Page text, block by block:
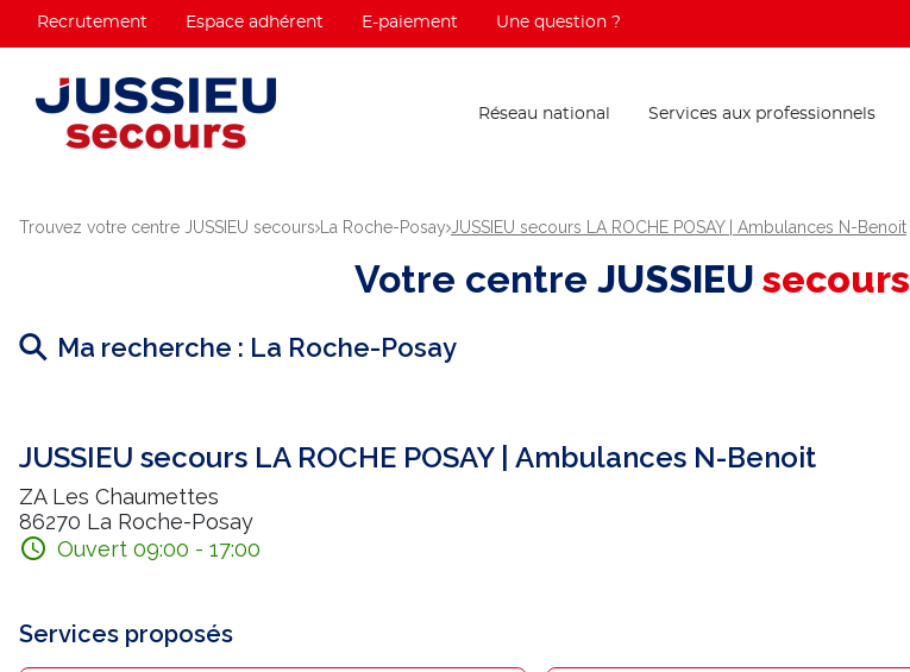
Recrutement Espace adhérent E-paiement Une question ?
Réseau national Services aux professionnels
Trouvez votre centre JUSSIEU secours La Roche-Posay JUSSIEU secours LA ROCHE POSAY | Ambulances N-Benoit
Votre centre JUSSIEU secours
Ma recherche : La Roche-Posay
JUSSIEU secours LA ROCHE POSAY | Ambulances N-Benoit
ZA Les Chaumettes
86270 La Roche-Posay
Ouvert 09:00 - 17:00
Services proposés